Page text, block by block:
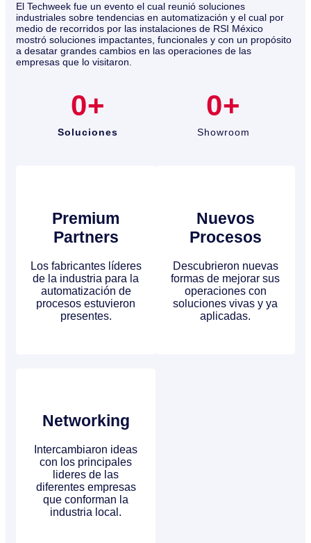
Premium
Partners
Los fabricantes líderes
de la industria para la
automatización de
procesos estuvieron
presentes.
Networking
Intercambiaron ideas
con los principales
lideres de las
diferentes empresas
que conforman la
industria local.
Nuevos
Procesos
Descubrieron nuevas
formas de mejorar sus
operaciones con
soluciones vivas y ya
aplicadas.
El Techweek fue un evento el cual reunió soluciones
industriales sobre tendencias en automatización y el cual por
medio de recorridos por las instalaciones de RSI México
mostró soluciones impactantes, funcionales y con un propósito
a desatar grandes cambios en las operaciones de las
empresas que lo visitaron.
Soluciones
0+
Showroom
0+